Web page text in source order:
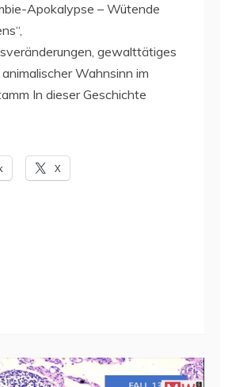
Apokalypse – Wütende
gewalttätiges
Wahnsinn im
In dieser Geschichte
X